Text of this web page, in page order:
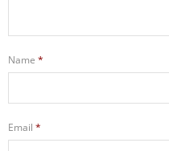
Name *
Email *